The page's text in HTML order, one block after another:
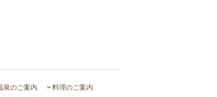
泉のご案内 料理のご案内